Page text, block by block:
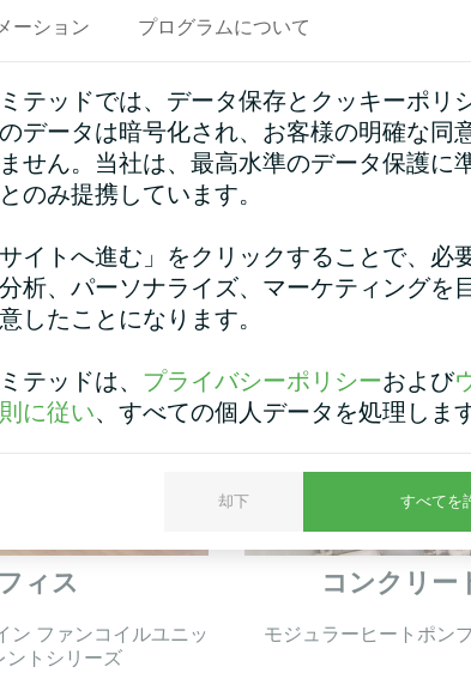
参照
ィス
ン ファンコイルユニッ
ントシリーズ
コンクリー
モジュラーヒートポン
ーション プログラムについて
テッドでは、データ保存とクッキーポリ
データは暗号化され、お客様の明確な同
せん。当社は、最高水準のデータ保護に
のみ提携しています。
イトへ進む」をクリックすることで、必
析、パーソナライズ、マーケティングを
したことになります。
テッドは、 プライバシーポリシーおよび
に従い、すべての個人データを処理します
却下 すべてを